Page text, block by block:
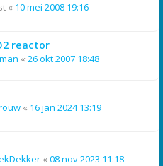
« 10 mei 2008 19:16
reactor
« 26 okt 2007 18:48
« 16 jan 2024 13:19
« 08 nov 2023 11:18